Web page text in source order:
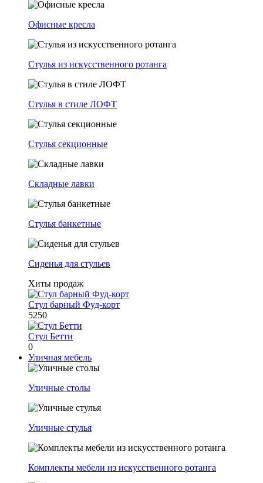
Офисные кресла
Стулья из искусственного ротанга
Стулья в стиле ЛОФТ
Стулья секционные
Складные лавки
Стулья банкетные
Сиденья для стульев
Хиты продаж
Стул барный Фуд-корт
5250
Стул Бетти
0
Уличная мебель
Уличные столы
Уличные стулья
Комплекты мебели из искусственного ротанга